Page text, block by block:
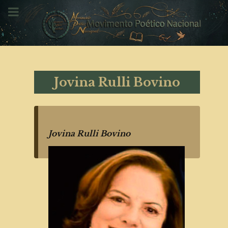
Jovina Rulli Bovino
Jovina Rulli Bovino